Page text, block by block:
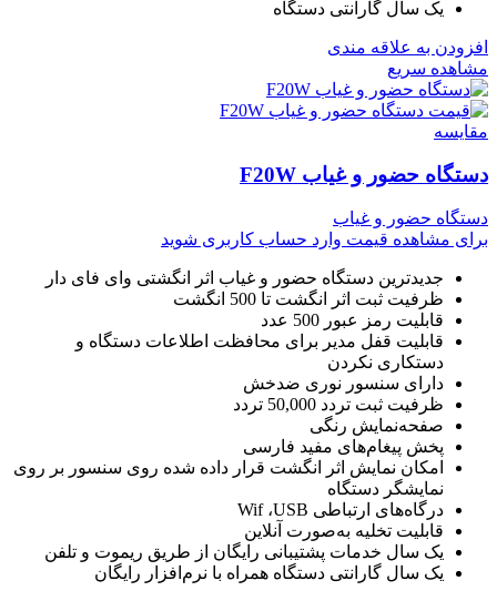
یک سال گارانتی دستگاه
افزودن به علاقه مندی
مشاهده سریع
مقایسه
دستگاه حضور و غیاب F20W
دستگاه حضور و غیاب
برای مشاهده قیمت وارد حساب کاربری شوید
جدیدترین دستگاه حضور و غیاب اثر انگشتی وای فای دار
ظرفیت ثبت اثر انگشت تا 500 انگشت
قابلیت رمز عبور 500 عدد
قابلیت قفل مدیر برای محافظت اطلاعات دستگاه و
دستکاری نکردن
دارای سنسور نوری ضدخش
ظرفیت ثبت تردد 50,000 تردد
صفحه‌نمایش رنگی
پخش پیغام‌های مفید فارسی
امکان نمایش اثر انگشت قرار داده شده روی سنسور بر روی
نمایشگر دستگاه
درگاه‌های ارتباطی Wif ،USB
قابلیت تخلیه به‌صورت آنلاین
یک سال خدمات پشتیبانی رایگان از طریق ریموت و تلفن
یک سال گارانتی دستگاه همراه با نرم‌افزار رایگان